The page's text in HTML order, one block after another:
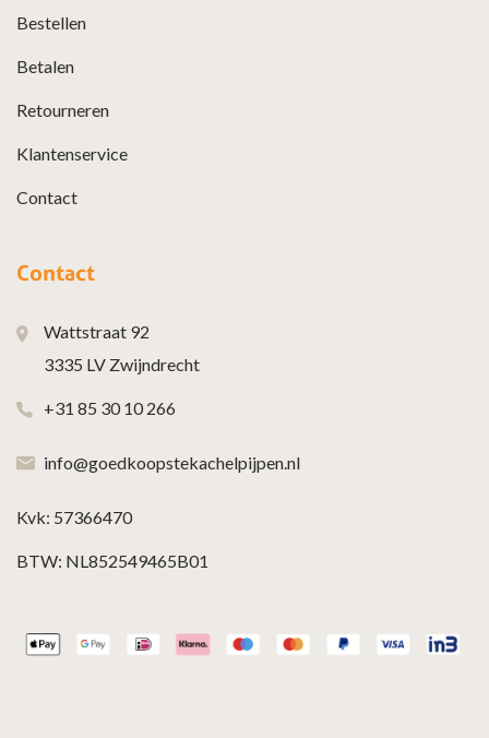
Bestellen
Betalen
Retourneren
Klantenservice
Contact
Contact
Wattstraat 92
3335 LV Zwijndrecht
+31 85 30 10 266
info@goedkoopstekachelpijpen.nl
Kvk: 57366470
BTW: NL852549465B01